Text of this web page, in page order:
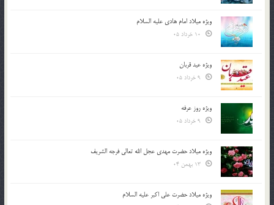
ویژه میلاد امام هادی علیه السلام
ویژه عید قربان
ویژه روز عرفه
ویژه میلاد حضرت مهدی عجل الله تعالی فرجه الشريف
ویژه میلاد حضرت علی اکبر علیه السلام